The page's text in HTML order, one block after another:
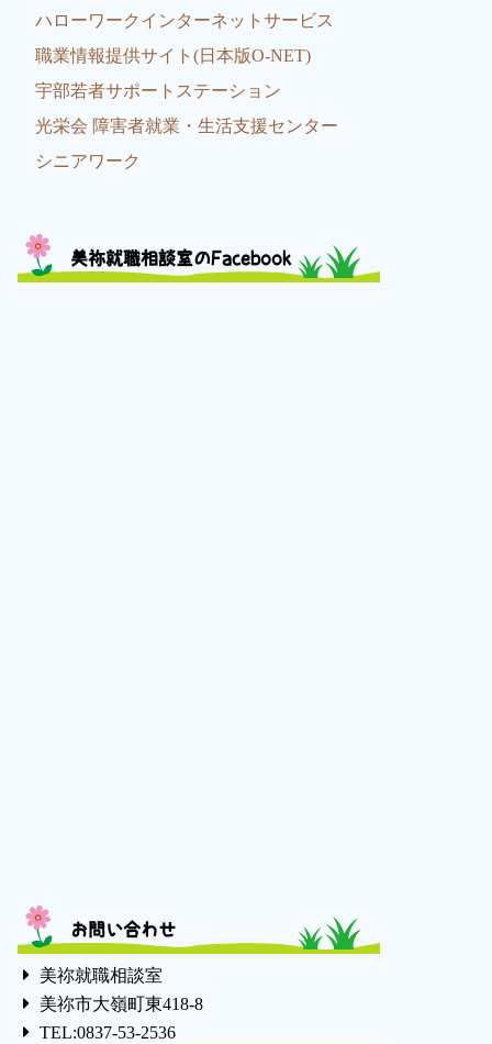
ハローワークインターネットサービス
職業情報提供サイト(日本版O-NET)
宇部若者サポートステーション
光栄会 障害者就業・生活支援センター
シニアワーク
美祢就職相談室のFacebook
お問い合わせ
美祢就職相談室
美祢市大嶺町東418-8
TEL:0837-53-2536